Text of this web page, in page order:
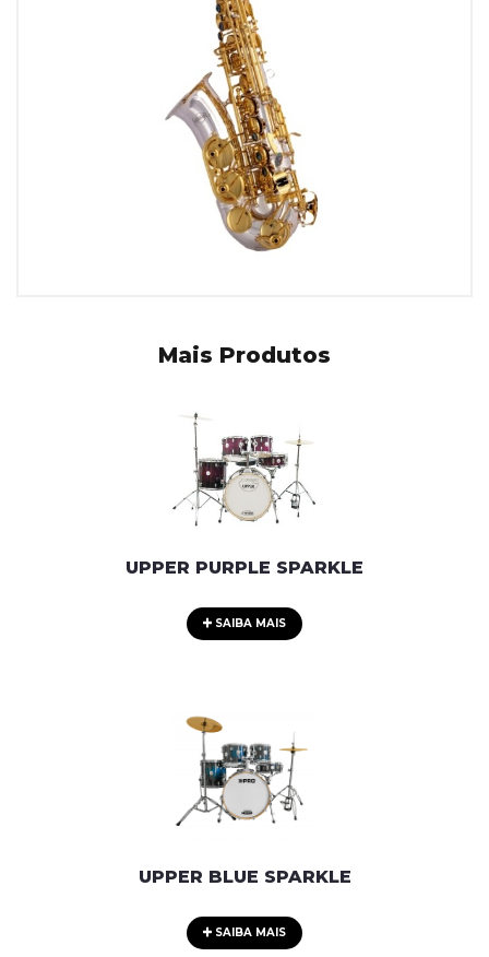
Mais Produtos
UPPER PURPLE SPARKLE
SAIBA MAIS
UPPER BLUE SPARKLE
SAIBA MAIS